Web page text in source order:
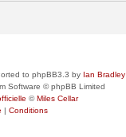
to phpBB3.3 by Ian Bradley
Software © phpBB Limited
©Miles Cellar
| Conditions